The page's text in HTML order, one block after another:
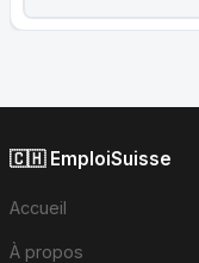
🇨🇭 EmploiSuisse
Accueil
À propos